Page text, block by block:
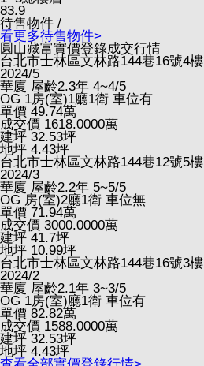
83.9
待售物件 /
看更多待售物件>
圓山藏富實價登錄成交行情
台北市士林區文林路144巷16號4樓
2024/5
華廈 屋齡2.3年 4~4/5
OG 1房(室)1廳1衛 車位有
單價 49.74萬
成交價 1618.0000萬
建坪 32.53坪
地坪 4.43坪
台北市士林區文林路144巷12號5樓
2024/3
華廈 屋齡2.2年 5~5/5
OG 房(室)2廳1衛 車位無
單價 71.94萬
成交價 3000.0000萬
建坪 41.7坪
地坪 10.99坪
台北市士林區文林路144巷16號3樓
2024/2
華廈 屋齡2.1年 3~3/5
OG 1房(室)廳1衛 車位有
單價 82.82萬
成交價 1588.0000萬
建坪 32.53坪
地坪 4.43坪